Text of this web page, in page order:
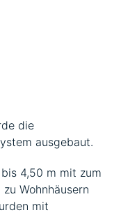
die
ausgebaut.
4,50 m mit zum
Wohnhäusern
mit